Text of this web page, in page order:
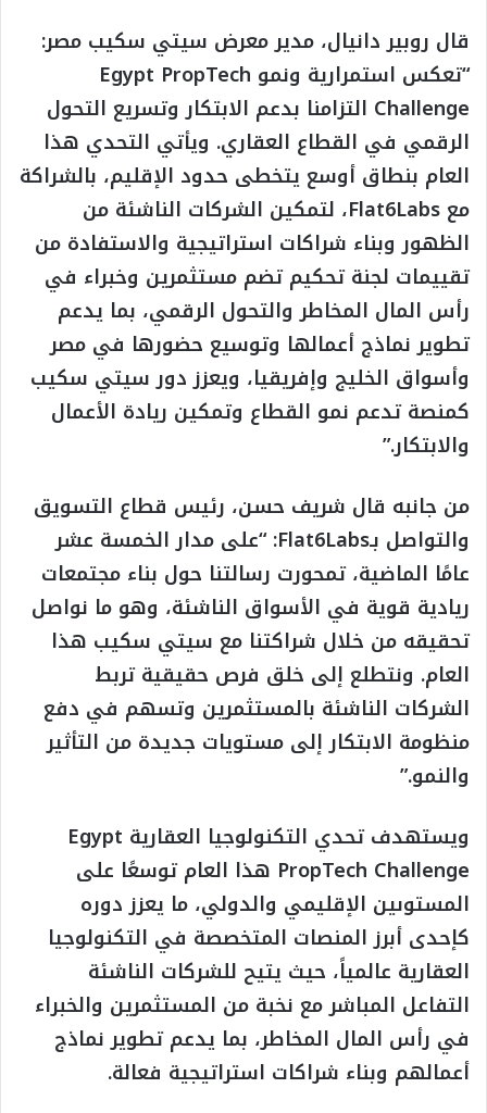
قال روبير دانيال، مدير معرض سيتي سكيب مصر:
“تعكس استمرارية ونمو Egypt PropTech
Challenge التزامنا بدعم الابتكار وتسريع التحول
الرقمي في القطاع العقاري. ويأتي التحدي هذا
العام بنطاق أوسع يتخطى حدود الإقليم، بالشراكة
مع Flat6Labs، لتمكين الشركات الناشئة من
الظهور وبناء شراكات استراتيجية والاستفادة من
تقييمات لجنة تحكيم تضم مستثمرين وخبراء في
رأس المال المخاطر والتحول الرقمي، بما يدعم
تطوير نماذج أعمالها وتوسيع حضورها في مصر
وأسواق الخليج وإفريقيا، ويعزز دور سيتي سكيب
كمنصة تدعم نمو القطاع وتمكين ريادة الأعمال
والابتكار.”
من جانبه قال شريف حسن، رئيس قطاع التسويق
والتواصل بـFlat6Labs: “على مدار الخمسة عشر
عامًا الماضية، تمحورت رسالتنا حول بناء مجتمعات
ريادية قوية في الأسواق الناشئة، وهو ما نواصل
تحقيقه من خلال شراكتنا مع سيتي سكيب هذا
العام. ونتطلع إلى خلق فرص حقيقية تربط
الشركات الناشئة بالمستثمرين وتسهم في دفع
منظومة الابتكار إلى مستويات جديدة من التأثير
والنمو.”
ويستهدف تحدي التكنولوجيا العقارية Egypt
PropTech Challenge هذا العام توسعًا على
المستوىين الإقليمي والدولي، ما يعزز دوره
كإحدى أبرز المنصات المتخصصة في التكنولوجيا
العقارية عالمياً، حيث يتيح للشركات الناشئة
التفاعل المباشر مع نخبة من المستثمرين والخبراء
في رأس المال المخاطر، بما يدعم تطوير نماذج
أعمالهم وبناء شراكات استراتيجية فعالة.